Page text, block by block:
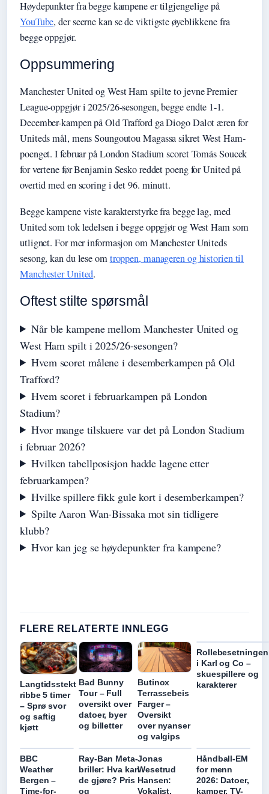
Høydepunkter fra begge kampene er tilgjengelige på
YouTube, der seerne kan se de viktigste øyeblikkene fra
begge oppgjør.
Oppsummering
Manchester United og West Ham spilte to jevne Premier
League-oppgjør i 2025/26-sesongen, begge endte 1-1.
December-kampen på Old Trafford ga Diogo Dalot æren for
Uniteds mål, mens Soungoutou Magassa sikret West Ham-
poenget. I februar på London Stadium scoret Tomás Soucek
for vertene før Benjamin Sesko reddet poeng for United på
overtid med en scoring i det 96. minutt.
Begge kampene viste karakterstyrke fra begge lag, med
United som tok ledelsen i begge oppgjør og West Ham som
utlignet. For mer informasjon om Manchester Uniteds
sesong, kan du lese omtroppen, manageren og historien til
Manchester United.
Oftest stilte spørsmål
Når ble kampene mellom Manchester United og
West Ham spilt i 2025/26-sesongen?
Hvem scoret målene i desemberkampen på Old
Trafford?
Hvem scoret i februarkampen på London
Stadium?
Hvor mange tilskuere var det på London Stadium
i februar 2026?
Hvilken tabellposisjon hadde lagene etter
februarkampen?
Hvilke spillere fikk gule kort i desemberkampen?
Spilte Aaron Wan-Bissaka mot sin tidligere
klubb?
Hvor kan jeg se høydepunkter fra kampene?
FLERE RELATERTE INNLEGG
Langtidsstekt
ribbe 5 timer
– Sprø svor
og saftig
kjøtt
Bad Bunny
Tour – Full
oversikt over
datoer, byer
og billetter
Butinox
Terrassebeis
Farger –
Oversikt
over nyanser
og valgips
Rollebesetningen
i Karl og Co –
skuespillere og
karakterer
BBC
Weather
Bergen –
Time-for-
Ray-Ban Meta-
briller: Hva kan
de gjøre? Pris
og
Jonas
Wesetrud
Hansen:
Vokalist,
Håndball-EM
for menn
2026: Datoer,
kamper, TV-